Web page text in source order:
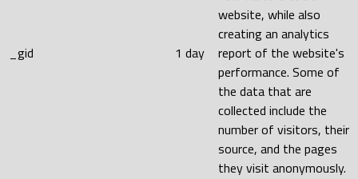
_gid 1 day
website, while also
creating an analytics
report of the website's
performance. Some of
the data that are
collected include the
number of visitors, their
source, and the pages
they visit anonymously.